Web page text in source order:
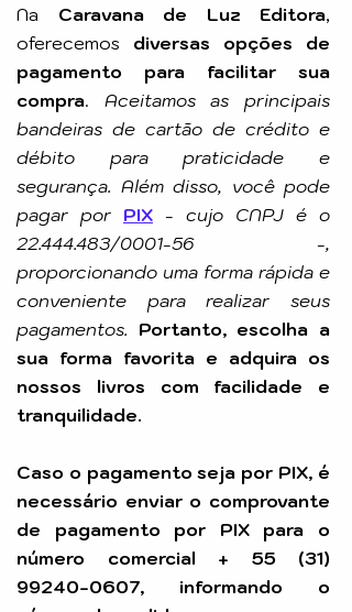
Na Caravana de Luz Editora,
oferecemos diversas opções de
pagamento para facilitar sua
compra. Aceitamos as principais
bandeiras de cartão de crédito e
débito para praticidade e
segurança. Além disso, você pode
pagar por PIX - cujo CNPJ é o
22.444.483/0001-56 -,
proporcionando uma forma rápida e
conveniente para realizar seus
pagamentos. Portanto, escolha a
sua forma favorita e adquira os
nossos livros com facilidade e
tranquilidade.
Caso o pagamento seja por PIX, é
necessário enviar o comprovante
de pagamento por PIX para o
número comercial + 55 (31)
99240-0607, informando o